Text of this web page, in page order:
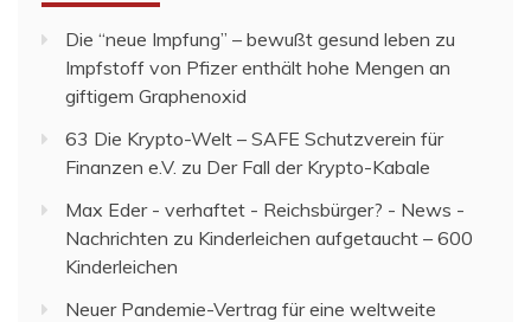
Die “neue Impfung” – bewußt gesund leben zu
Impfstoff von Pfizer enthält hohe Mengen an
giftigem Graphenoxid
63 Die Krypto-Welt – SAFE Schutzverein für
Finanzen e.V. zu Der Fall der Krypto-Kabale
Max Eder - verhaftet - Reichsbürger? - News -
Nachrichten zu Kinderleichen aufgetaucht – 600
Kinderleichen
Neuer Pandemie-Vertrag für eine weltweite